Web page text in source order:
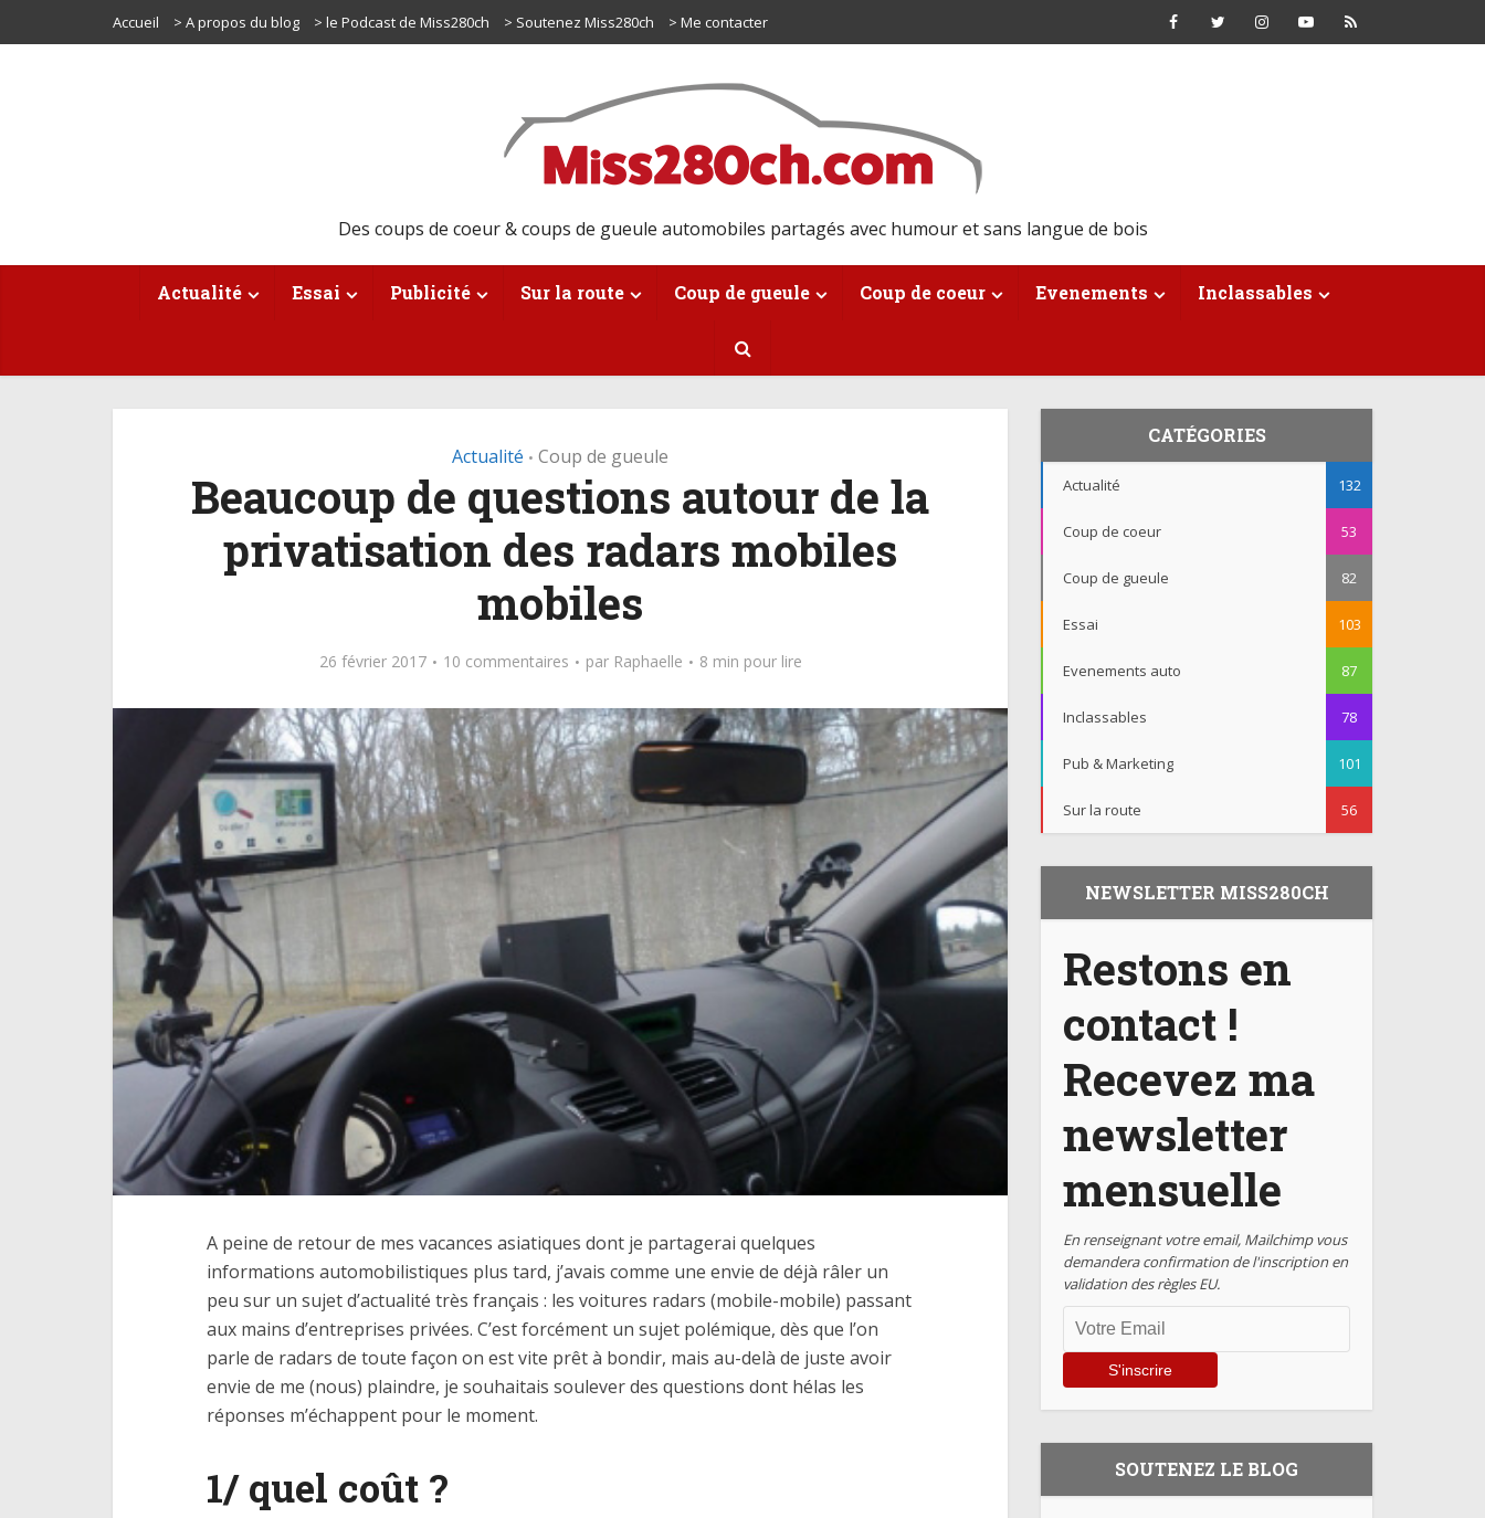
Accueil > A propos du blog > le Podcast de Miss280ch > Soutenez Miss280ch > Me contacter
Des coups de coeur & coups de gueule automobiles partagés avec humour et sans langue de bois
Actualité Essai Publicité Sur la route Coup de gueule Coup de coeur Evenements Inclassables
Actualité • Coup de gueule
Beaucoup de questions autour de la
privatisation des radars mobiles
mobiles
26 février 2017 10 commentaires par Raphaelle 8 min pour lire
A peine de retour de mes vacances asiatiques dont je partagerai quelques
informations automobilistiques plus tard, j’avais comme une envie de déjà râler un
peu sur un sujet d’actualité très français : les voitures radars (mobile-mobile) passant
aux mains d’entreprises privées. C’est forcément un sujet polémique, dès que l’on
parle de radars de toute façon on est vite prêt à bondir, mais au-delà de juste avoir
envie de me (nous) plaindre, je souhaitais soulever des questions dont hélas les
réponses m’échappent pour le moment.
1/ quel coût ?
CATÉGORIES
Actualité 132
Coup de coeur 53
Coup de gueule 82
Essai 103
Evenements auto 87
Inclassables 78
Pub & Marketing 101
Sur la route 56
NEWSLETTER MISS280CH
Restons en
contact !
Recevez ma
newsletter
mensuelle
En renseignant votre email, Mailchimp vous
demandera confirmation de l'inscription en
validation des règles EU.
SOUTENEZ LE BLOG